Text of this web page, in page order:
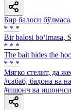
Бир балоси
* * *
Bir balosi bo‘lmasa,
* * *
The bait hides the
* * *
Мягко стелит, да
#сабаб, баҳона ва
#ишонч ва